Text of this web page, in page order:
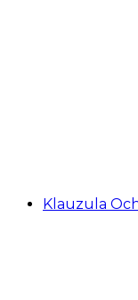
Klauzula